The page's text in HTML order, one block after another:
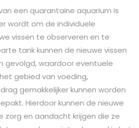
een quarantaine aquarium is
wordt om de individuele
vissen te observeren en te
tank kunnen de nieuwe vissen
gevolgd, waardoor eventuele
gebied van voeding,
gemakkelijker kunnen worden
Hierdoor kunnen de nieuwe
zorg en aandacht krijgen die ze